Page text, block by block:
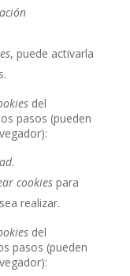
, puede activarla
del
pasos (pueden
.
cookiespara
realizar.
del
pasos (pueden